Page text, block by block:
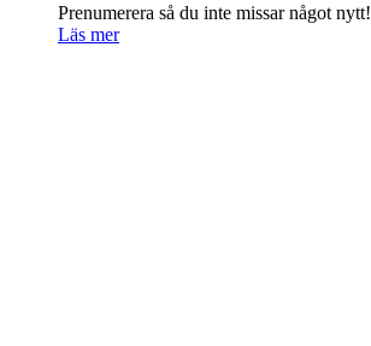
Prenumerera så du inte missar något nytt!
Läs mer